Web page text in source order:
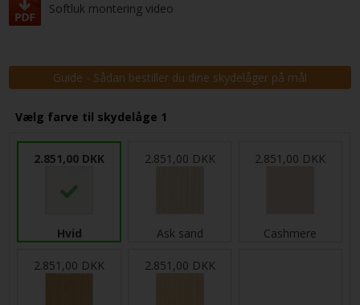
Softluk montering video
Guide - Sådan bestiller du dine skydelåger på mål
Vælg farve til skydelåge 1
2.851,00 DKK
Hvid
2.851,00 DKK
Ask sand
2.851,00 DKK
Cashmere
2.851,00 DKK 2.851,00 DKK